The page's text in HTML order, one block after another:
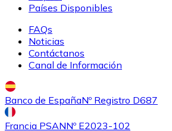
Países Disponibles
FAQs
Noticias
Contáctanos
Canal de Información
Banco de EspañaNº Registro D687
Francia PSANNº E2023-102